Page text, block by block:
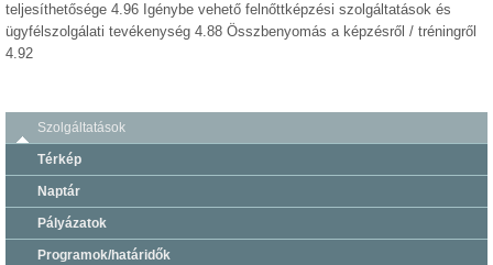
teljesíthetősége 4.96 Igénybe vehető felnőttképzési szolgáltatások és
ügyfélszolgálati tevékenység 4.88 Összbenyomás a képzésről / tréningről
4.92
Szolgáltatások
Térkép
Naptár
Pályázatok
Programok/határidők